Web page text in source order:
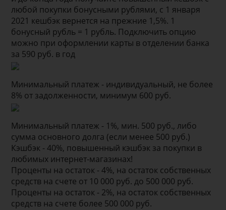
любой покупки бонусными рублями, с 1 января
2021 кешбэк вернется на прежние 1,5%. 1
бонусный рубль = 1 рубль. Подключить опцию
можно при оформлении карты в отделении банка
за 590 руб. в год
Минимальный платеж - индивидуальный, не более
8% от задолженности, минимум 600 руб.
Минимальный платеж - 1%, мин. 500 руб., либо
сумма основного долга (если менее 500 руб.)
Кэшбэк - 40%, повышенный кэшбэк за покупки в
любимых интернет-магазинах!
Проценты на остаток - 4%, на остаток собственных
средств на счете от 10 000 руб. до 500 000 руб.
Проценты на остаток - 2%, на остаток собственных
средств на счете более 500 000 руб.